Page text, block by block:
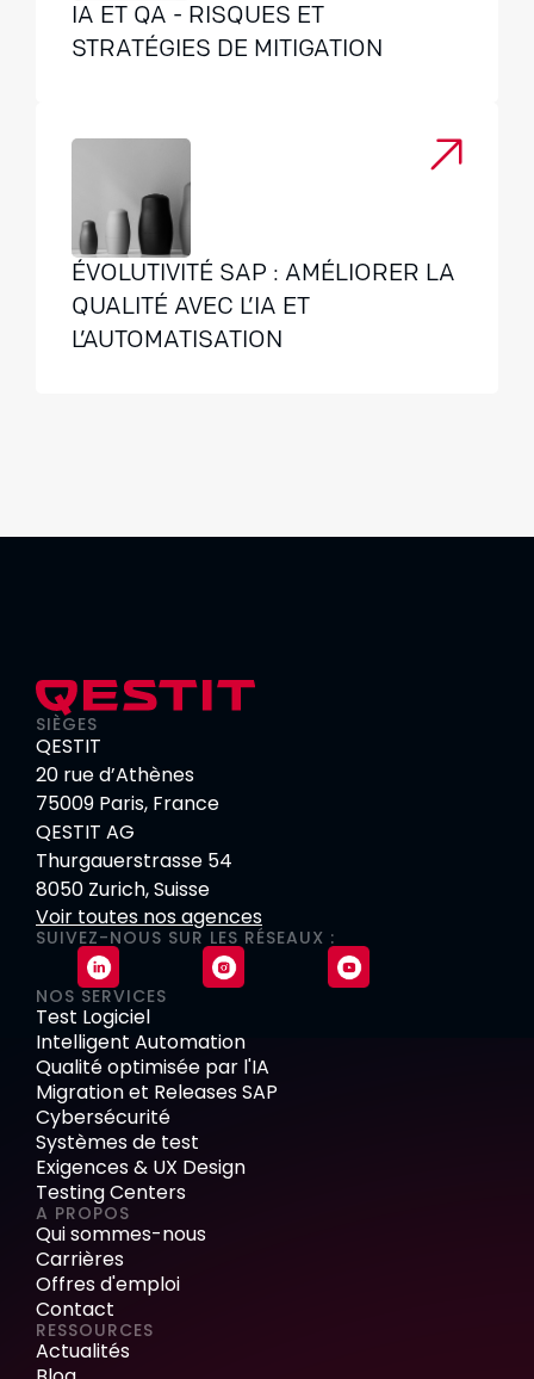
IA ET QA - RISQUES ET
STRATÉGIES DE MITIGATION
ÉVOLUTIVITÉ SAP : AMÉLIORER LA
QUALITÉ AVEC L’IA ET
L’AUTOMATISATION
SIÈGES
QESTIT
20 rue d’Athènes
75009 Paris, France
QESTIT AG
Thurgauerstrasse 54
8050 Zurich, Suisse
Voir toutes nos agences
SUIVEZ-NOUS SUR LES RÉSEAUX :
NOS SERVICES
Test Logiciel
Intelligent Automation
Qualité optimisée par l'IA
Migration et Releases SAP
Cybersécurité
Systèmes de test
Exigences & UX Design
Testing Centers
A PROPOS
Qui sommes-nous
Carrières
Offres d'emploi
Contact
RESSOURCES
Actualités